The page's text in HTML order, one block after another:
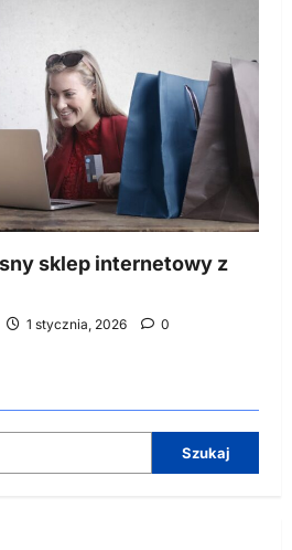
sklep internetowy z
1 stycznia, 2026 0
Szukaj